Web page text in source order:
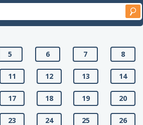
5 6 7 8
11 12 13 14
17 18 19 20
23 24 25 26